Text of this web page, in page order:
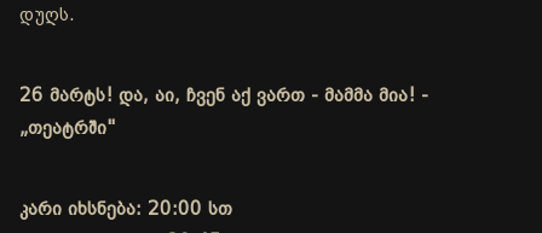
დუღს.
26 მარტს! და, აი, ჩვენ აქ ვართ - მამმა მია! -
„თეატრში"
კარი იხსნება: 20:00 სთ